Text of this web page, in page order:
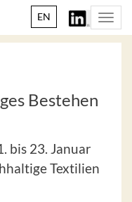
EN
Bestehen
bis 23. Januar
Textilien